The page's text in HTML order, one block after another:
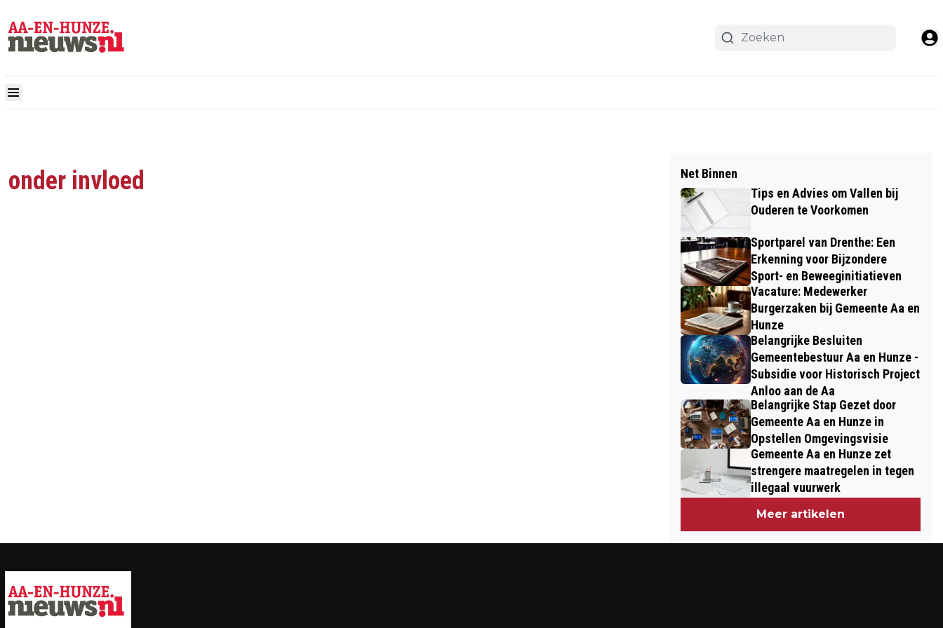
onder invloed
Net Binnen
Tips en Advies om Vallen bij
Ouderen te Voorkomen
Sportparel van Drenthe: Een
Erkenning voor Bijzondere
Sport- en Beweeginitiatieven
Vacature: Medewerker
Burgerzaken bij Gemeente Aa en
Hunze
Belangrijke Besluiten
Gemeentebestuur Aa en Hunze -
Subsidie voor Historisch Project
Anloo aan de Aa
Belangrijke Stap Gezet door
Gemeente Aa en Hunze in
Opstellen Omgevingsvisie
Gemeente Aa en Hunze zet
strengere maatregelen in tegen
illegaal vuurwerk
Meer artikelen